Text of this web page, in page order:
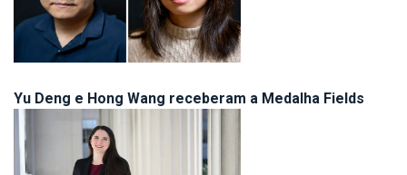
Yu Deng e Hong Wang receberam a Medalha Fields